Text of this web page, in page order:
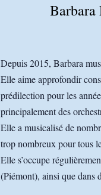
Depuis 2015, Barbara
Elle aime approfondir
prédilection pour les
principalement des
Elle a musicalisé de
trop nombreux pour tous
Elle s’occupe
(Piémont), ainsi que dans